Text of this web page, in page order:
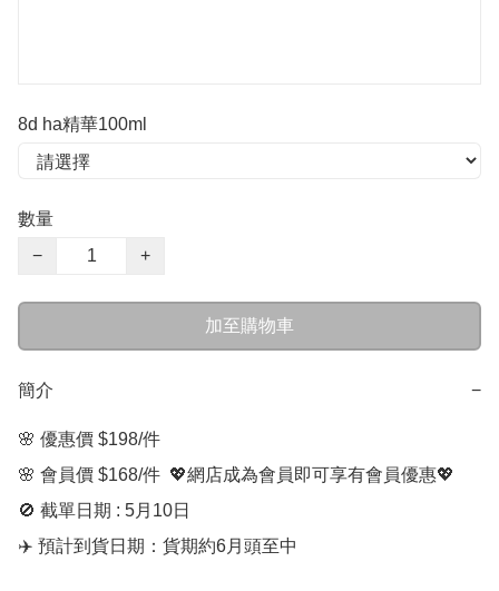
8d ha精華100ml
數量
−
+
加至購物車
簡介 −
🌸 優惠價 $198/件
🌸 會員價 $168/件  💖網店成為會員即可享有會員優惠💖
🚫 截單日期 : 5月10日
✈️ 預計到貨日期：貨期約6月頭至中